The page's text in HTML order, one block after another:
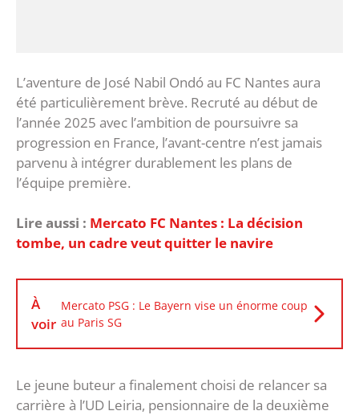
‎L’aventure de José Nabil Ondó au FC Nantes aura
été particulièrement brève. Recruté au début de
l’année 2025 avec l’ambition de poursuivre sa
progression en France, l’avant-centre n’est jamais
parvenu à intégrer durablement les plans de
l’équipe première.
Lire aussi : Mercato FC Nantes : La décision
tombe, un cadre veut quitter le navire
À
voir
Mercato PSG : Le Bayern vise un énorme coup
au Paris SG
‎Le jeune buteur a finalement choisi de relancer sa
carrière à l’UD Leiria, pensionnaire de la deuxième